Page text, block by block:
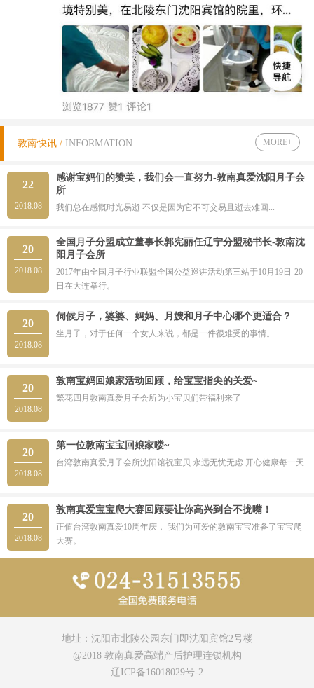
敦南快讯 / INFORMATION MORE+
22
2018.08
感谢宝妈们的赞美，我们会一直努力-敦南真爱沈阳月子会
所
我们总在感慨时光易逝 不仅是因为它不可交易且逝去难回...
20
2018.08
全国月子分盟成立董事长郭宪丽任辽宁分盟秘书长-敦南沈
阳月子会所
2017年由全国月子行业联盟全国公益巡讲活动第三站于10月19日-20
日在大连举行。
20
2018.08
伺候月子，婆婆、妈妈、月嫂和月子中心哪个更适合？
坐月子，对于任何一个女人来说，都是一件很难受的事情。
20
2018.08
敦南宝妈回娘家活动回顾，给宝宝指尖的关爱~
繁花四月敦南真爱月子会所为小宝贝们带福利来了
20
2018.08
第一位敦南宝宝回娘家喽~
台湾敦南真爱月子会所沈阳馆祝宝贝 永远无忧无虑 开心健康每一天
20
2018.08
敦南真爱宝宝爬大赛回顾要让你高兴到合不拢嘴！
正值台湾敦南真爱10周年庆， 我们为可爱的敦南宝宝准备了宝宝爬
大赛。
地址：沈阳市北陵公园东门即沈阳宾馆2号楼
@2018 敦南真爱高端产后护理连锁机构
辽ICP备16018029号-2